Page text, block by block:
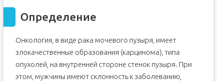
Определение
Онкология, в виде рака мочевого пузыря, имеет
злокачественные образования (карцинома), типа
опухолей, на внутренней стороне стенок пузыря. При
этом, мужчины имеют склонность к заболеванию,